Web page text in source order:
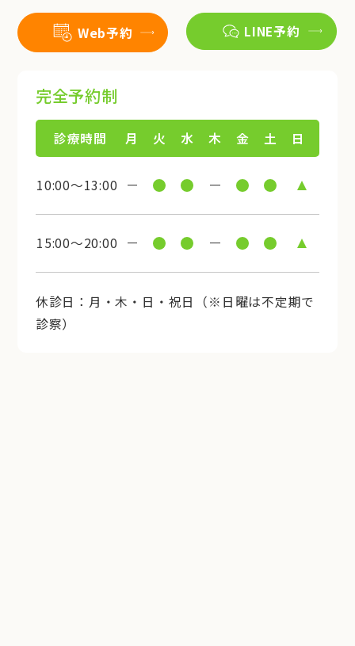
Web予約 LINE予約
完全予約制
診療時間 月 火 水 木 金 土 日
10:00～13:00
15:00～20:00
休診日：月・木・日・祝日（※日曜は不定期で
診察）